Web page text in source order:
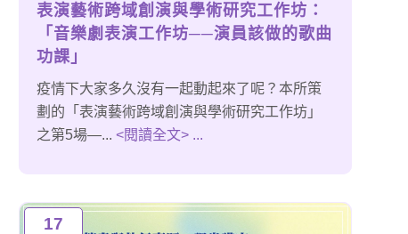
表演藝術跨域創演與學術研究工作坊：
「音樂劇表演工作坊──演員該做的歌曲
功課」
疫情下大家多久沒有一起動起來了呢？本所策
劃的「表演藝術跨域創演與學術研究工作坊」
之第5場—... <閱讀全文> ...
17